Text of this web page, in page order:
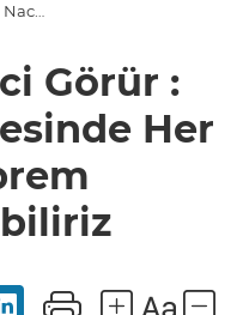
Görür :
Her